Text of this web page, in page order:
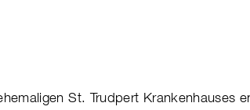
St. Trudpert Krankenhauses